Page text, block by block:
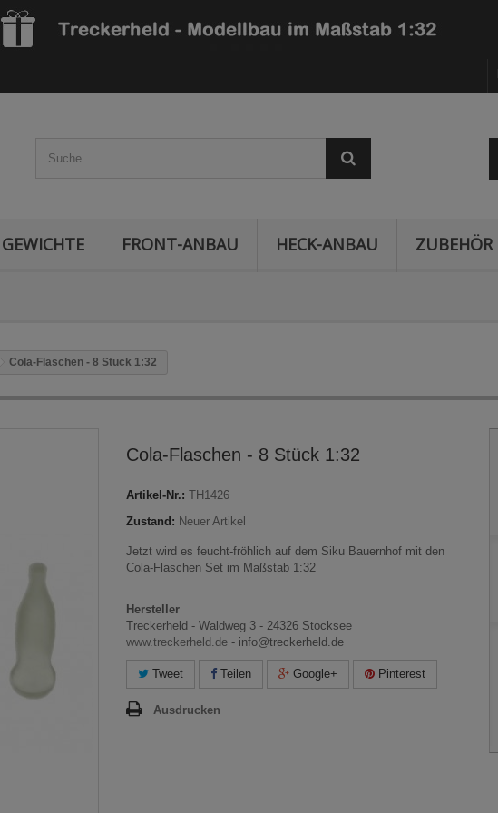
GEWICHTE FRONT-ANBAU HECK-ANBAU ZUBEHÖR
Cola-Flaschen - 8 Stück 1:32
Cola-Flaschen - 8 Stück 1:32
Artikel-Nr.: TH1426
Zustand: Neuer Artikel
Jetzt wird es feucht-fröhlich auf dem Siku Bauernhof mit den
Cola-Flaschen Set im Maßstab 1:32
Hersteller
Treckerheld - Waldweg 3 - 24326 Stocksee
www.treckerheld.de - info@treckerheld.de
Tweet Teilen Google+ Pinterest
Ausdrucken